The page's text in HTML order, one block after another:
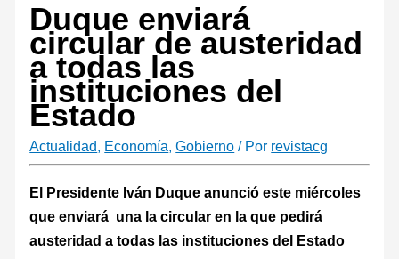
Duque enviará
circular de austeridad
a todas las
instituciones del
Estado
Actualidad, Economía,Gobierno / Por revistacg
El Presidente Iván Duque anunció este miércoles
que enviará una la circular en la que pedirá
austeridad a todas las instituciones del Estado